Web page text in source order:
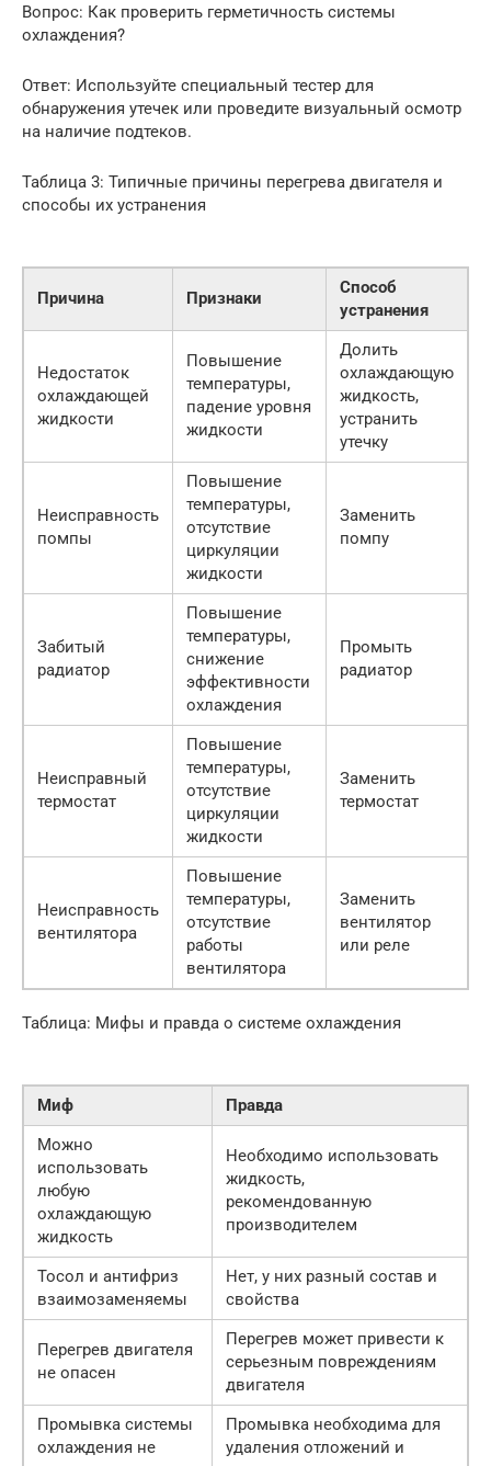
Вопрос: Как проверить герметичность системы
охлаждения?
Ответ: Используйте специальный тестер для
обнаружения утечек или проведите визуальный осмотр
на наличие подтеков.
Таблица 3: Типичные причины перегрева двигателя и
способы их устранения
Причина Признаки
Способ
устранения
Недостаток
охлаждающей
жидкости
Повышение
температуры,
падение уровня
жидкости
Долить
охлаждающую
жидкость,
устранить
утечку
Неисправность
помпы
Повышение
температуры,
отсутствие
циркуляции
жидкости
Заменить
помпу
Забитый
радиатор
Повышение
температуры,
снижение
эффективности
охлаждения
Промыть
радиатор
Неисправный
термостат
Повышение
температуры,
отсутствие
циркуляции
жидкости
Заменить
термостат
Неисправность
вентилятора
Повышение
температуры,
отсутствие
работы
вентилятора
Заменить
вентилятор
или реле
Таблица: Мифы и правда о системе охлаждения
Миф
Правда
Можно
использовать
любую
охлаждающую
жидкость
Необходимо использовать
жидкость,
рекомендованную
производителем
Тосол и антифриз
взаимозаменяемы
Нет, у них разный состав и
свойства
Перегрев двигателя
не опасен
Перегрев может привести к
серьезным повреждениям
двигателя
Промывка системы
охлаждения не
Промывка необходима для
удаления отложений и